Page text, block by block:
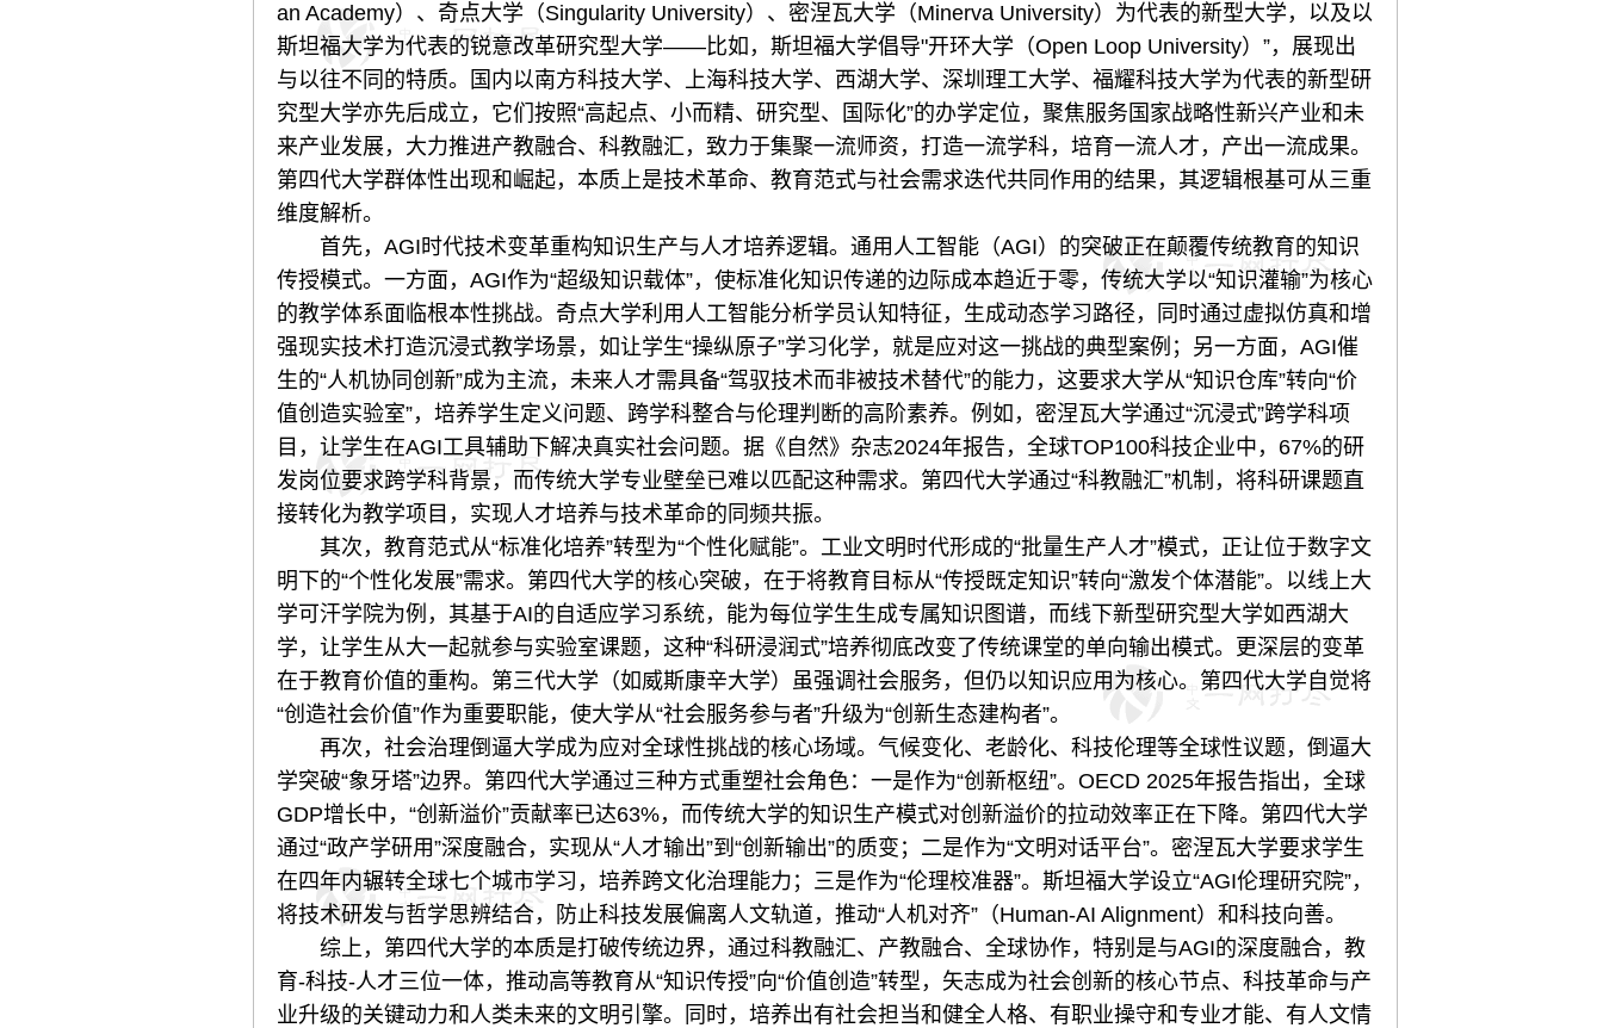
an Academy）、奇点大学（Singularity University）、密涅瓦大学（Minerva University）为代表的新型大学，以及以
斯坦福大学为代表的锐意改革研究型大学——比如，斯坦福大学倡导"开环大学（Open Loop University）”，展现出
与以往不同的特质。国内以南方科技大学、上海科技大学、西湖大学、深圳理工大学、福耀科技大学为代表的新型研
究型大学亦先后成立，它们按照“高起点、小而精、研究型、国际化”的办学定位，聚焦服务国家战略性新兴产业和未
来产业发展，大力推进产教融合、科教融汇，致力于集聚一流师资，打造一流学科，培育一流人才，产出一流成果。
第四代大学群体性出现和崛起，本质上是技术革命、教育范式与社会需求迭代共同作用的结果，其逻辑根基可从三重
维度解析。
首先，AGI时代技术变革重构知识生产与人才培养逻辑。通用人工智能（AGI）的突破正在颠覆传统教育的知识
传授模式。一方面，AGI作为“超级知识载体”，使标准化知识传递的边际成本趋近于零，传统大学以“知识灌输”为核心
的教学体系面临根本性挑战。奇点大学利用人工智能分析学员认知特征，生成动态学习路径，同时通过虚拟仿真和增
强现实技术打造沉浸式教学场景，如让学生“操纵原子”学习化学，就是应对这一挑战的典型案例；另一方面，AGI催
生的“人机协同创新”成为主流，未来人才需具备“驾驭技术而非被技术替代”的能力，这要求大学从“知识仓库”转向“价
值创造实验室”，培养学生定义问题、跨学科整合与伦理判断的高阶素养。例如，密涅瓦大学通过“沉浸式”跨学科项
目，让学生在AGI工具辅助下解决真实社会问题。据《自然》杂志2024年报告，全球TOP100科技企业中，67%的研
发岗位要求跨学科背景，而传统大学专业壁垒已难以匹配这种需求。第四代大学通过“科教融汇”机制，将科研课题直
接转化为教学项目，实现人才培养与技术革命的同频共振。
其次，教育范式从“标准化培养”转型为“个性化赋能”。工业文明时代形成的“批量生产人才”模式，正让位于数字文
明下的“个性化发展”需求。第四代大学的核心突破，在于将教育目标从“传授既定知识”转向“激发个体潜能”。以线上大
学可汗学院为例，其基于AI的自适应学习系统，能为每位学生生成专属知识图谱，而线下新型研究型大学如西湖大
学，让学生从大一起就参与实验室课题，这种“科研浸润式”培养彻底改变了传统课堂的单向输出模式。更深层的变革
在于教育价值的重构。第三代大学（如威斯康辛大学）虽强调社会服务，但仍以知识应用为核心。第四代大学自觉将
“创造社会价值”作为重要职能，使大学从“社会服务参与者”升级为“创新生态建构者”。
再次，社会治理倒逼大学成为应对全球性挑战的核心场域。气候变化、老龄化、科技伦理等全球性议题，倒逼大
学突破“象牙塔”边界。第四代大学通过三种方式重塑社会角色：一是作为“创新枢纽”。OECD 2025年报告指出，全球
GDP增长中，“创新溢价”贡献率已达63%，而传统大学的知识生产模式对创新溢价的拉动效率正在下降。第四代大学
通过“政产学研用”深度融合，实现从“人才输出”到“创新输出”的质变；二是作为“文明对话平台”。密涅瓦大学要求学生
在四年内辗转全球七个城市学习，培养跨文化治理能力；三是作为“伦理校准器”。斯坦福大学设立“AGI伦理研究院”，
将技术研发与哲学思辨结合，防止科技发展偏离人文轨道，推动“人机对齐”（Human-AI Alignment）和科技向善。
综上，第四代大学的本质是打破传统边界，通过科教融汇、产教融合、全球协作，特别是与AGI的深度融合，教
育-科技-人才三位一体，推动高等教育从“知识传授”向“价值创造”转型，矢志成为社会创新的核心节点、科技革命与产
业升级的关键动力和人类未来的文明引擎。同时，培养出有社会担当和健全人格、有职业操守和专业才能、有人文情